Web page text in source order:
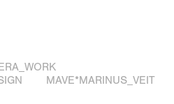
MAVE*MARINUS_VEIT